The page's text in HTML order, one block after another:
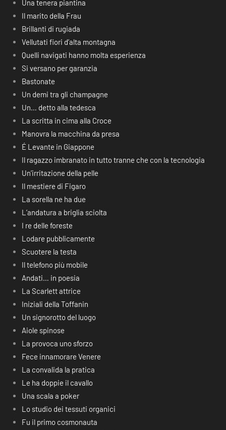
Una tenera piantina
Il marito della Frau
Brillanti di rugiada
Vellutati fiori d’alta montagna
Quelli navigati hanno molta esperienza
Si versano per garanzia
Bastonate
Un demi tra gli champagne
Un… detto alla tedesca
La scritta in cima alla Croce
Manovra la macchina da presa
É Levante in Giappone
Il ragazzo imbranato in tutto tranne che con la tecnologia
Un’irritazione della pelle
Il mestiere di Figaro
La sorella ne ha due
L’andatura a briglia sciolta
I re delle foreste
Lodare pubblicamente
Scuotere la testa
Il telefono più mobile
Andati… in poesia
La Scarlett attrice
Iniziali della Toffanin
Un signorotto del luogo
Aiole spinose
La provoca uno sforzo
Fece innamorare Venere
La convalida la pratica
Le ha doppie il cavallo
Una scala a poker
Lo studio dei tessuti organici
Fu il primo cosmonauta